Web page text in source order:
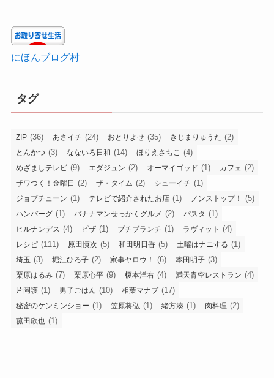
にほんブログ村
タグ
ZIP (36) あさイチ (24) おとりよせ (35) きじまりゅうた (2)
とんかつ (3) なないろ日和 (14) ほりえさちこ (4)
めざましテレビ (9) エダジュン (2) オーマイゴッド (1) カフェ (2)
ザワつく！金曜日 (2) ザ・タイム (2) シューイチ (1)
ジョブチューン (1) テレビで紹介されたお店 (1) ノンストップ！ (5)
ハンバーグ (1) バナナマンせっかくグルメ (2) パスタ (1)
ヒルナンデス (4) ピザ (1) プチブランチ (1) ラヴィット (4)
レシピ (111) 原田慎次 (5) 和田明日香 (5) 土曜はナニする (1)
埼玉 (3) 堀江ひろ子 (2) 家事ヤロウ！ (6) 本田明子 (3)
栗原はるみ (7) 栗原心平 (9) 榎本洋右 (4) 満天青空レストラン (4)
片岡護 (1) 男子ごはん (10) 相葉マナブ (17)
秘密のケンミンショー (1) 笠原将弘 (1) 緒方湊 (1) 肉料理 (2)
菰田欣也 (1)